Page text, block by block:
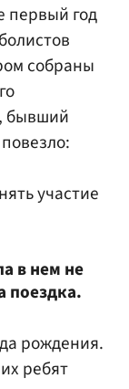
первый год
собраны
бывший
участие
в нем не
поездка.
рождения.
ребят